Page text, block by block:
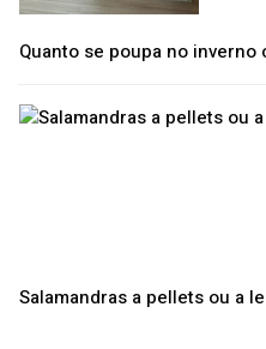
Quanto se poupa no
Salamandras a pellets ou a